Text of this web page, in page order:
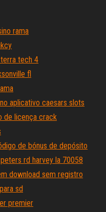
rama
tech 4
fl
aplicativo caesars slots
de licença crack
de bónus de depósito
rd harvey la 70058
download sem registro
sd
premier